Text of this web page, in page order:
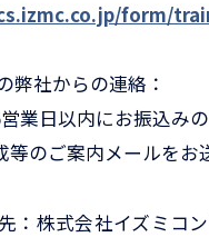
form/
社からの連絡：
業日以内にお振込み
のご案内メールをお
：株式会社イズミコ